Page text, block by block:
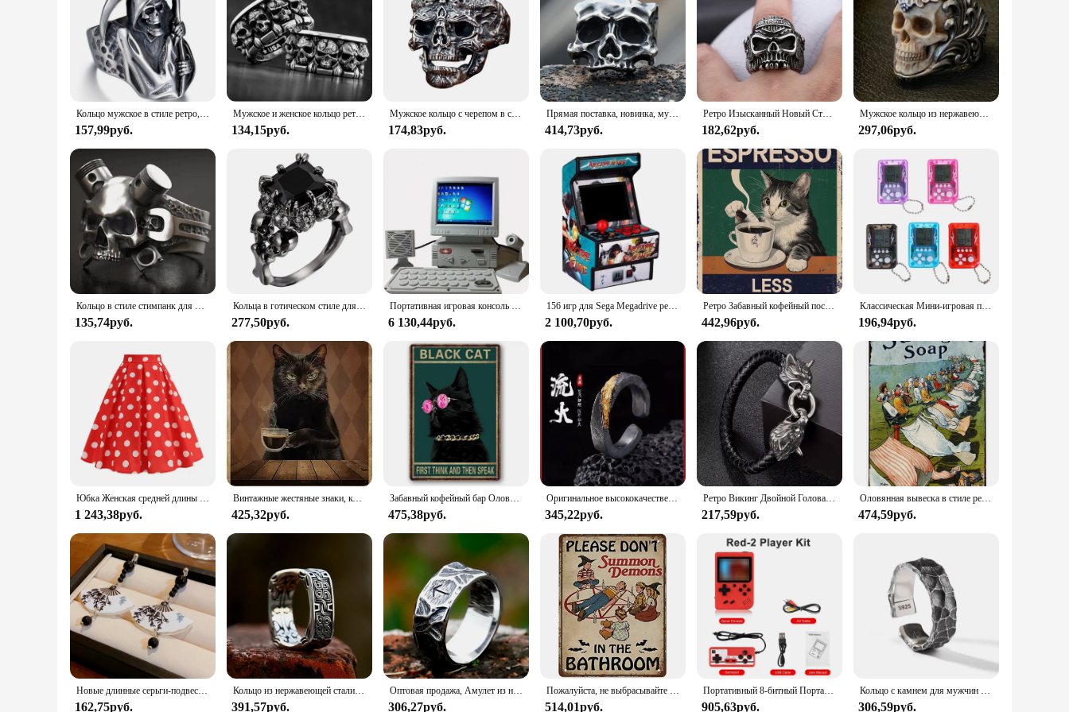
Кольцо мужское в стиле ретро, персонализированное украшение в готическом стиле, в авангардном стиле, голова черепа, властительство серпа, хип-хоп, рок, панк
157,99руб.
Мужское и женское кольцо ретро властителя череп модное кольцо индивидуальная крутая уличная нишевая креативная трендовая фотосессия подарок аксессуары для пальцев
134,15руб.
Мужское кольцо с черепом в стиле ретро
174,83руб.
Прямая поставка, новинка, мужские кольца из нержавеющей стали 316L, кольца в стиле ретро для мотоциклиста, голова черепа, искусственное кольцо, подарок для парня
414,73руб.
Ретро Изысканный Новый Стиль Простое Панк Крыло Череп Панк Кольцо Мужчины и Женщины Хип-Хоп Рок Мода Тенденция Подарочное Кольцо Аксессуары Подарок
182,62руб.
Мужское кольцо из нержавеющей стали с титановым полым ретро-викингом и ирландским кельтским узлом с открытой головой черепа, мужское кольцо
297,06руб.
Кольцо в стиле стимпанк для мужчин и женщин, простой Готический гаечный ключ в стиле хип-хоп, тяжелое кольцо в стиле стимпанк, винтовое кольцо в виде черепа, аксессуары для улицы
135,74руб.
Кольца в готическом стиле для мужчин и женщин, простые ювелирные украшения в стиле панк/Ретро, с черепом и черным цирконием, на Хэллоуин
277,50руб.
Портативная игровая консоль в стиле ретро с ЖК-дисплеем, модель компьютера с ЭЛТ с поддержкой сетевого ТВ-бокс, встроенные 180 игр, 3,5 дюйма, 180 игр
6 130,44руб.
156 игр для Sega Megadrive ретро мини аркадная игровая консоль с 2,8 дюймовым цветным дисплеем перезаряжаемая батарея AV выход на ТВ
2 100,70руб.
Ретро Забавный кофейный постер больше эспрессо без эспрессо металлический жестяной знак для дома кухни кафе бара гостиной настенный Декор 8X
442,96руб.
Классическая Мини-игровая приставка, детская портативная Ретро ностальгическая мини-игровая консоль с брелоком, видеоигра
196,94руб.
Юбка Женская средней длины в горошек, Повседневная плиссированная юбка в винтажном стиле 50-х годов, с завышенной талией, в стиле ретро, лето
1 243,38руб.
Винтажные жестяные знаки, кошка перед кофе, я ненавидеть всех, винтажный Настенный декор, ретро искусство
425,32руб.
Забавный кофейный бар Оловянная вывеска винтажный Кот стена искусство Декор ретро кофе металлические знаки Черный кот кафе домашние бары
475,38руб.
Оригинальное высококачественное модное мужское кольцо ручной работы, открытое новое кольцо в ретро стиле Джокера.
345,22руб.
Ретро Викинг Двойной Голова Волка Кожаный Браслет Для Мужчин Личность Шарм Ювелирные Изделия Уличная Вечеринка Аксессуары
217,59руб.
Оловянная вывеска в стиле ретро, Настенный декор, стирка под солнечным светом, мыло для стирки, металлический винтажный жестяной знак, декор для ресторана, бара, паба, магазина, Забавный Ретро стиль
474,59руб.
Новые длинные серьги-подвески в китайском стиле ретро с нефритовыми каплями для женщин в форме веера длинные подвесные металлические серьги-кисточки Ювелирные изделия Подарки
162,75руб.
Кольцо из нержавеющей стали с цветочным узором для мужчин и женщин
391,57руб.
Оптовая продажа, Амулет из нержавеющей стали для мужчин и женщин в стиле ретро
306,27руб.
Пожалуйста, не выбрасывайте демонов в ванную комнату, постер, украшение для ванной комнаты, Хэллоуин, винтажный металлический жестяной знак, Ретро Декор для стен
514,01руб.
Портативный 8-битный Портативный ретро-видеоплеер со встроенными 400 ФК играми, с диагональю 3,0 дюйма и ЖК-экраном, Детский новогодний подарок
905,63руб.
Кольцо с камнем для мужчин и женщин, регулируемое кольцо с узором в виде трещин в стиле ретро, серебро 925 пробы
306,59руб.